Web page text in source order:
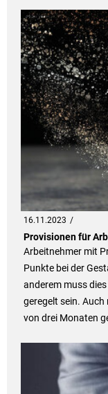
16.11.2023
Provisionen für
Arbeitnehmer mit
Punkte bei der
anderem muss
geregelt sein. Auch
von drei Monaten